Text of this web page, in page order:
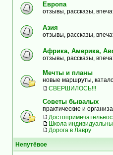
Европа
отзывы, рассказы,
Азия
отзывы, рассказы,
Африка, Америка,
отзывы, рассказы,
Мечты и планы
новые маршруты,
СВЕРШИЛОСЬ!!!
Советы бывалых
практические и
Школа
Дорога в Лавру
Непутёвое